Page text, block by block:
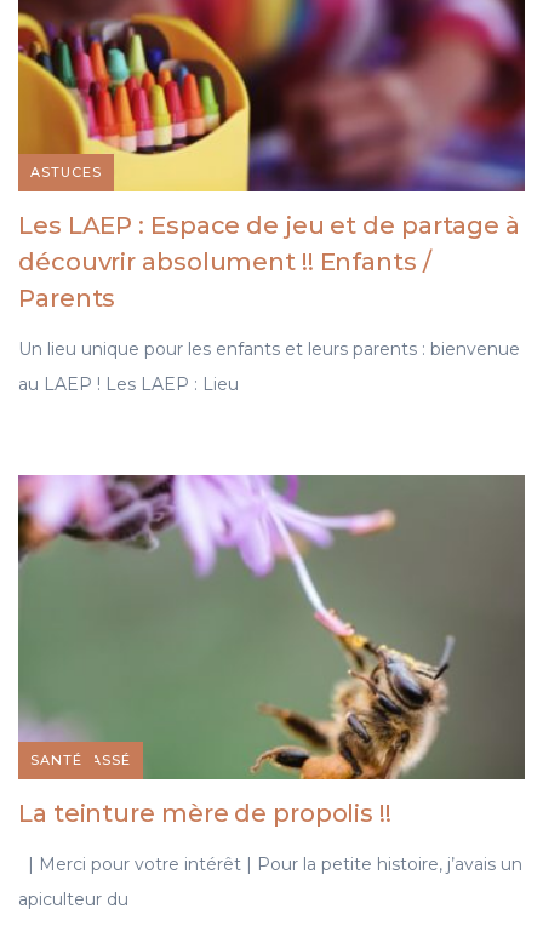
ASTUCES
Les LAEP : Espace de jeu et de partage à
découvrir absolument !! Enfants /
Parents
Un lieu unique pour les enfants et leurs parents : bienvenue
au LAEP ! Les LAEP : Lieu
NON CLASSÉ
SANTÉ
La teinture mère de propolis !!
| Merci pour votre intérêt | Pour la petite histoire, j’avais un
apiculteur du